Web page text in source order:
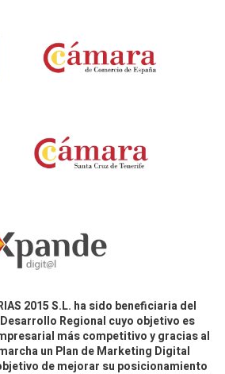
2015 S.L. ha sido beneficiaria del
Regional cuyo objetivo es
más competitivo y gracias al
un Plan de Marketing Digital
de mejorar su posicionamiento